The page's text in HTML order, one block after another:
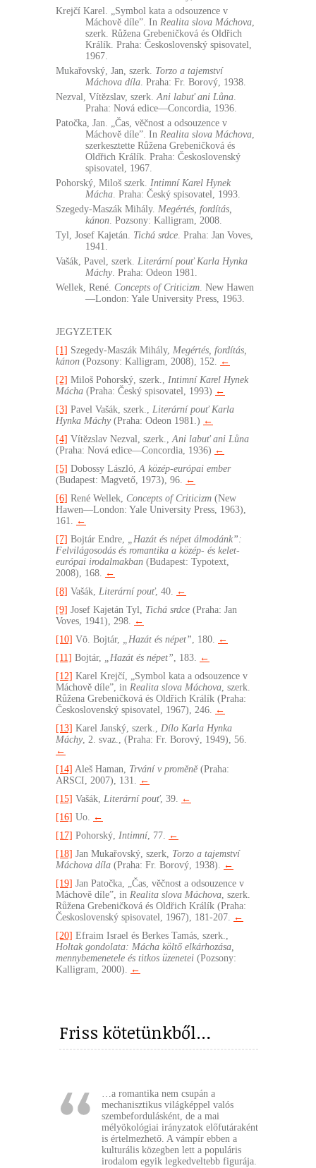
Krejčí Karel. „Symbol kata a odsouzence v
Máchově díle”. In Realita slova Máchova,
szerk. Růžena Grebeničková és Oldřich
Králík. Praha: Československý spisovatel,
1967.
Mukařovský, Jan, szerk. Torzo a tajemství
Máchova díla. Praha: Fr. Borový, 1938.
Nezval, Vítĕzslav, szerk.Ani labuť ani Lůna.
Praha: Nová edice—Concordia, 1936.
Patočka, Jan. „Čas, vĕčnost a odsouzence v
Máchovĕ díle”. In Realita slova Máchova,
szerkesztette Růžena Grebeničková és
Oldřich Králík. Praha: Československý
spisovatel, 1967.
Pohorský, Miloš szerk. Intimní Karel Hynek
Mácha. Praha: Český spisovatel, 1993.
Szegedy-Maszák Mihály. Megértés, fordítás,
kánon. Pozsony: Kalligram, 2008.
Tyl, Josef Kajetán. Tichá srdce. Praha: Jan Voves,
1941.
Vašák, Pavel, szerk. Literární pouť Karla Hynka
Máchy. Praha: Odeon 1981.
Wellek, René. Concepts of Criticizm. New Hawen
—London: Yale University Press, 1963.
JEGYZETEK
[1] Szegedy-Maszák Mihály, Megértés, fordítás,
kánon (Pozsony: Kalligram, 2008), 152. ←
[2] Miloš Pohorský, szerk., Intimní Karel Hynek
Mácha (Praha: Český spisovatel, 1993) ←
[3] Pavel Vašák, szerk., Literární pouť Karla
Hynka Máchy (Praha: Odeon 1981.) ←
[4] Vítĕzslav Nezval, szerk.,Ani labuť ani Lůna
(Praha: Nová edice—Concordia, 1936) ←
[5] Dobossy László,A közép-európai ember
(Budapest: Magvető, 1973), 96. ←
[6] René Wellek, Concepts of Criticizm (New
Hawen—London: Yale University Press, 1963),
161. ←
[7] Bojtár Endre, „Hazát és népet álmodánk”:
Felvilágosodás és romantika a közép- és kelet-
európai irodalmakban (Budapest: Typotext,
2008), 168. ←
[8] Vašák, Literární pouť, 40. ←
[9] Josef Kajetán Tyl, Tichá srdce (Praha: Jan
Voves, 1941), 298. ←
[10] Vö. Bojtár, „Hazát és népet”, 180. ←
[11] Bojtár, „Hazát és népet”, 183. ←
[12] Karel Krejčí, „Symbol kata a odsouzence v
Máchově díle”, in Realita slova Máchova, szerk.
Růžena Grebeničková és Oldřich Králík (Praha:
Československý spisovatel, 1967), 246. ←
[13] Karel Janský, szerk., Dílo Karla Hynka
Máchy, 2. svaz., (Praha: Fr. Borový, 1949), 56.
←
[14] Aleš Haman, Trvání v proměně (Praha:
ARSCI, 2007), 131. ←
[15] Vašák, Literární pouť, 39. ←
[16] Uo. ←
[17] Pohorský, Intimní, 77. ←
[18] Jan Mukařovský, szerk, Torzo a tajemství
Máchova díla (Praha: Fr. Borový, 1938). ←
[19] Jan Patočka, „Čas, vĕčnost a odsouzence v
Máchovĕ díle”, in Realita slova Máchova, szerk.
Růžena Grebeničková és Oldřich Králík (Praha:
Československý spisovatel, 1967), 181-207. ←
[20] Efraim Israel és Berkes Tamás, szerk.,
Holtak gondolata: Mácha költő elkárhozása,
mennybemenetele és titkos üzenetei (Pozsony:
Kalligram, 2000). ←
Friss kötetünkből…
…a romantika nem csupán a
mechanisztikus világképpel valós
szembefordulásként, de a mai
mélyökológiai irányzatok előfutáraként
is értelmezhető. A vámpír ebben a
kulturális közegben lett a populáris
irodalom egyik legkedveltebb figurája.